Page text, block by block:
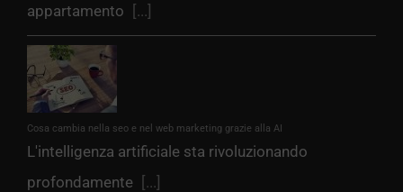
appartamento
[...]
Cosa cambia nella seo e nel web marketing grazie alla AI
L'intelligenza artificiale sta rivoluzionando
profondamente [...]